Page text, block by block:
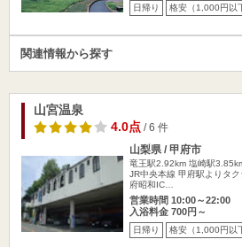
日帰り 格安（1,000円以
関連情報から探す
山宮温泉
4.0点/ 6 件
山梨県 / 甲府市
竜王駅2.92km 塩崎駅
JR中央本線 甲府駅よりタ
府昭和IC…
営業時間 10:00～22:00
入浴料金 700円～
日帰り 格安（1,000円以